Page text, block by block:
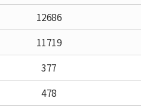
12686
11719
377
478